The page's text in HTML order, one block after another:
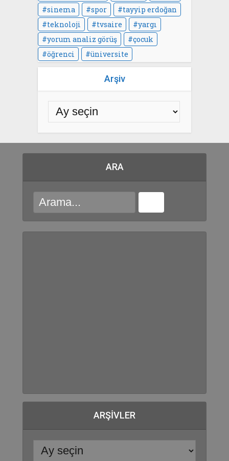
sinema
spor
tayyip erdoğan
teknoloji
tvsaire
yargı
yorum analiz görüş
çocuk
öğrenci
üniversite
Arşiv
ARA
ARŞIVLER